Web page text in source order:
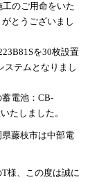
のご用命をいた
とうございまし
を30枚設置
ステムとなりまし
電池：CB-
たしました。
藤枝市は中部電
様、この度は誠に